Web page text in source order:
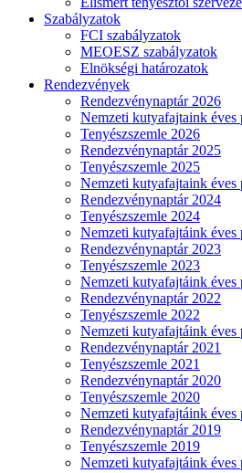
Szabályzatok
FCI szabályzatok
MEOESZ szabályzatok
Elnökségi határozatok
Rendezvények
Rendezvénynaptár 2026
Nemzeti kutyafajtaink éves
Tenyészszemle 2026
Rendezvénynaptár 2025
Tenyészszemle 2025
Nemzeti kutyafajtaink éves
Rendezvénynaptár 2024
Tenyészszemle 2024
Nemzeti kutyafajtáink éves
Rendezvénynaptár 2023
Tenyészszemle 2023
Nemzeti kutyafajtáink éves
Rendezvénynaptár 2022
Tenyészszemle 2022
Nemzeti kutyafajtáink éves
Rendezvénynaptár 2021
Tenyészszemle 2021
Rendezvénynaptár 2020
Tenyészszemle 2020
Nemzeti kutyafajtáink éves
Rendezvénynaptár 2019
Tenyészszemle 2019
Nemzeti kutyafajtáink éves